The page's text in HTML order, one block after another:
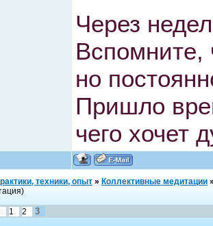
Через
Вспомните,
но
Пришло
чего хочет
техники, опыт » Коллективные медитации
1 2 3